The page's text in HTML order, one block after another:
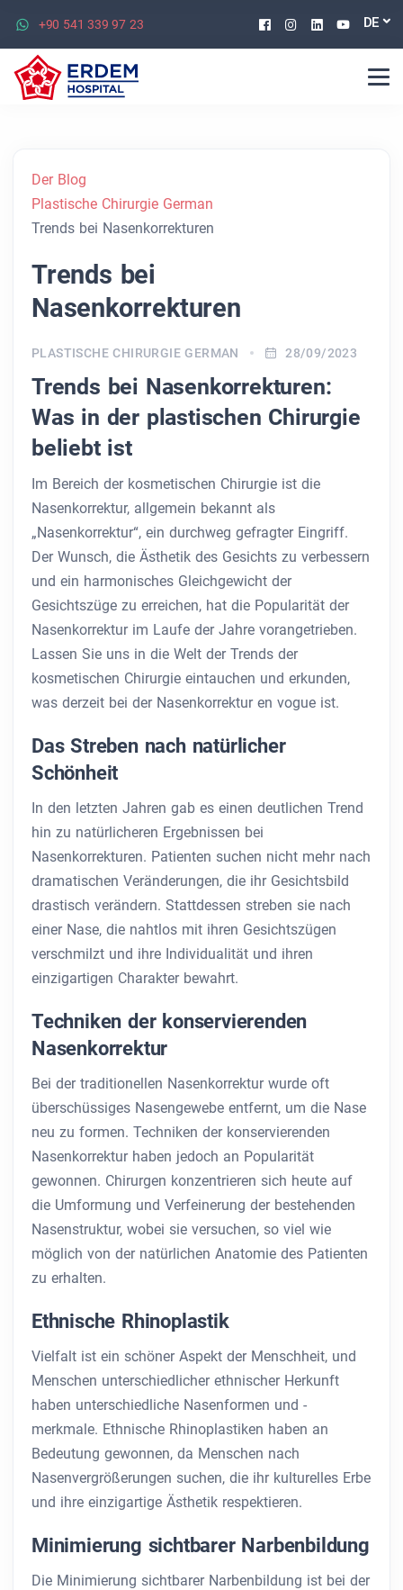
+90 541 339 97 23 Facebook
Instagram
Linkedin
DE
Der Blog
Plastische Chirurgie German
Trends bei Nasenkorrekturen
Trends bei
Nasenkorrekturen
PLASTISCHE CHIRURGIE GERMAN 28/09/2023
Trends bei Nasenkorrekturen:
Was in der plastischen Chirurgie
beliebt ist
Im Bereich der kosmetischen Chirurgie ist die
Nasenkorrektur, allgemein bekannt als
„Nasenkorrektur“, ein durchweg gefragter Eingriff.
Der Wunsch, die Ästhetik des Gesichts zu verbessern
und ein harmonisches Gleichgewicht der
Gesichtszüge zu erreichen, hat die Popularität der
Nasenkorrektur im Laufe der Jahre vorangetrieben.
Lassen Sie uns in die Welt der Trends der
kosmetischen Chirurgie eintauchen und erkunden,
was derzeit bei der Nasenkorrektur en vogue ist.
Das Streben nach natürlicher
Schönheit
In den letzten Jahren gab es einen deutlichen Trend
hin zu natürlicheren Ergebnissen bei
Nasenkorrekturen. Patienten suchen nicht mehr nach
dramatischen Veränderungen, die ihr Gesichtsbild
drastisch verändern. Stattdessen streben sie nach
einer Nase, die nahtlos mit ihren Gesichtszügen
verschmilzt und ihre Individualität und ihren
einzigartigen Charakter bewahrt.
Techniken der konservierenden
Nasenkorrektur
Bei der traditionellen Nasenkorrektur wurde oft
überschüssiges Nasengewebe entfernt, um die Nase
neu zu formen. Techniken der konservierenden
Nasenkorrektur haben jedoch an Popularität
gewonnen. Chirurgen konzentrieren sich heute auf
die Umformung und Verfeinerung der bestehenden
Nasenstruktur, wobei sie versuchen, so viel wie
möglich von der natürlichen Anatomie des Patienten
zu erhalten.
Ethnische Rhinoplastik
Vielfalt ist ein schöner Aspekt der Menschheit, und
Menschen unterschiedlicher ethnischer Herkunft
haben unterschiedliche Nasenformen und -
merkmale. Ethnische Rhinoplastiken haben an
Bedeutung gewonnen, da Menschen nach
Nasenvergrößerungen suchen, die ihr kulturelles Erbe
und ihre einzigartige Ästhetik respektieren.
Minimierung sichtbarer Narbenbildung
Die Minimierung sichtbarer Narbenbildung ist bei der